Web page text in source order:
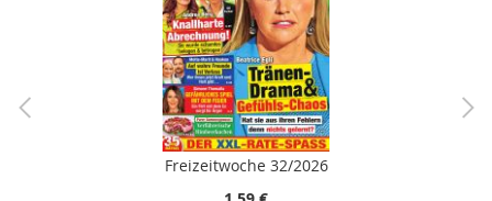
Freizeitwoche 32/2026